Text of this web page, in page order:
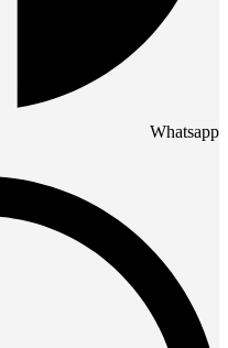
Whatsapp